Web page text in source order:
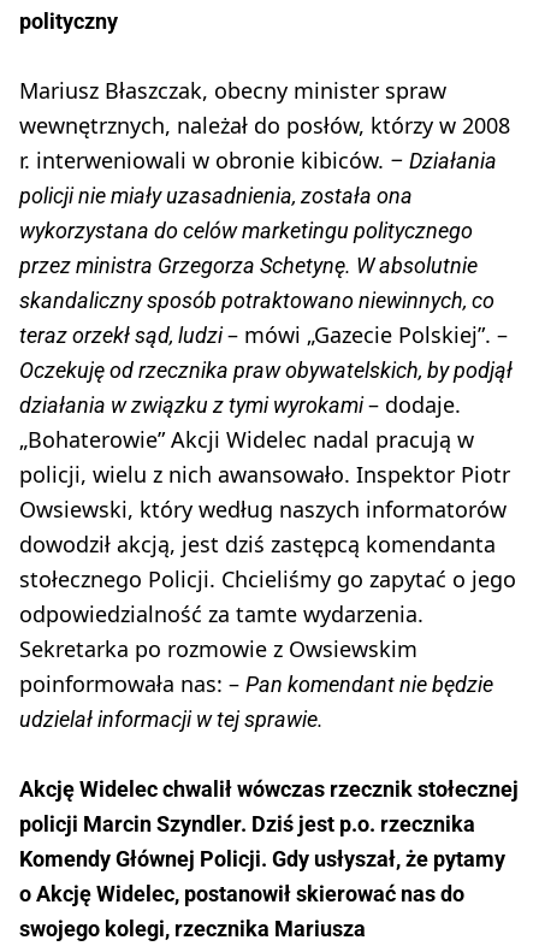
polityczny
Mariusz Błaszczak, obecny minister spraw
wewnętrznych, należał do posłów, którzy w 2008
r. interweniowali w obronie kibiców. – Działania
policji nie miały uzasadnienia, została ona
wykorzystana do celów marketingu politycznego
przez ministra Grzegorza Schetynę. W absolutnie
skandaliczny sposób potraktowano niewinnych, co
teraz orzekł sąd, ludzi– mówi „Gazecie Polskiej”. –
Oczekuję od rzecznika praw obywatelskich, by podjął
działania w związku z tymi wyrokami– dodaje.
„Bohaterowie” Akcji Widelec nadal pracują w
policji, wielu z nich awansowało. Inspektor Piotr
Owsiewski, który według naszych informatorów
dowodził akcją, jest dziś zastępcą komendanta
stołecznego Policji. Chcieliśmy go zapytać o jego
odpowiedzialność za tamte wydarzenia.
Sekretarka po rozmowie z Owsiewskim
poinformowała nas: – Pan komendant nie będzie
udzielał informacji w tej sprawie.
Akcję Widelec chwalił wówczas rzecznik stołecznej
policji Marcin Szyndler. Dziś jest p.o. rzecznika
Komendy Głównej Policji. Gdy usłyszał, że pytamy
o Akcję Widelec, postanowił skierować nas do
swojego kolegi, rzecznika Mariusza